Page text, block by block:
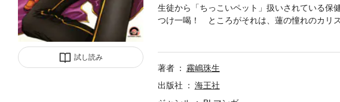
試し読み
生徒から「ちっこいペット」扱いされている保
つけ一喝！ ところがそれは、蓮の憧れのカリ
の中でイく。そして蓮に好きだと告白してく
著者
霧嶋珠生
出版社
海王社